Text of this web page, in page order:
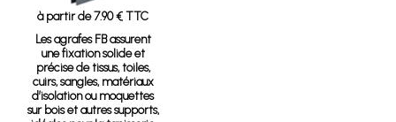
à partir de 7.90 € TTC
Les agrafes FB assurent
une fixation solide et
précise de tissus, toiles,
cuirs, sangles, matériaux
d’isolation ou moquettes
sur bois et autres supports,